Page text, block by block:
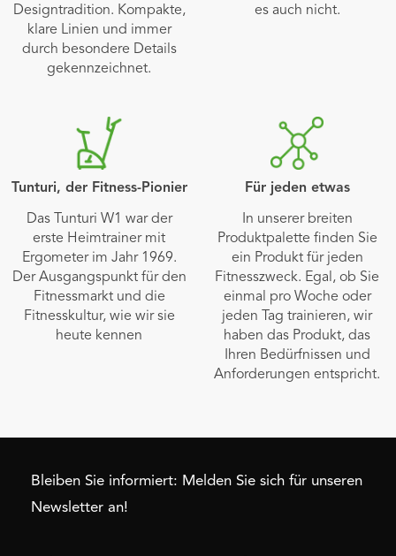
Designtradition. Kompakte,
klare Linien und immer
durch besondere Details
gekennzeichnet.
es auch nicht.
Tunturi, der Fitness-Pionier
Das Tunturi W1 war der
erste Heimtrainer mit
Ergometer im Jahr 1969.
Der Ausgangspunkt für den
Fitnessmarkt und die
Fitnesskultur, wie wir sie
heute kennen
Für jeden etwas
In unserer breiten
Produktpalette finden Sie
ein Produkt für jeden
Fitnesszweck. Egal, ob Sie
einmal pro Woche oder
jeden Tag trainieren, wir
haben das Produkt, das
Ihren Bedürfnissen und
Anforderungen entspricht.
Bleiben Sie informiert: Melden Sie sich für unseren
Newsletter an!